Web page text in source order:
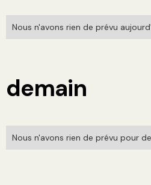
Nous n'avons rien de prévu
demain
Nous n'avons rien de prévu pour